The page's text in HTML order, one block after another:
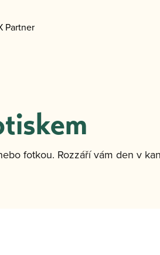
Partner
fotkou. Rozzáří vám den v